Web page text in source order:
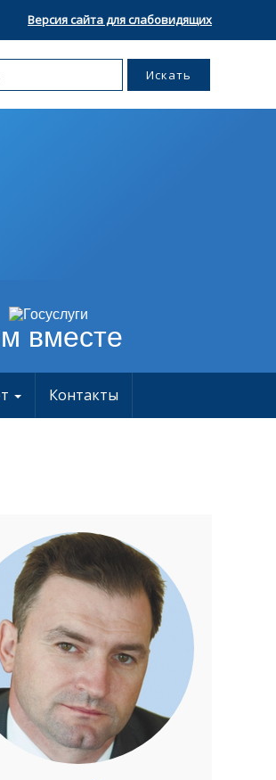
Версия сайта для слабовидящих
вместе
Контакты